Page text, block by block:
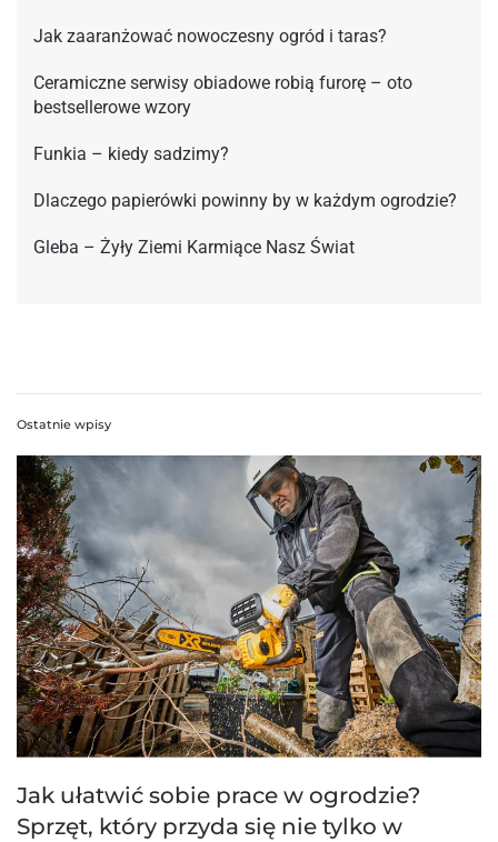
Jak zaaranżować nowoczesny ogród i taras?
Ceramiczne serwisy obiadowe robią furorę – oto
bestsellerowe wzory
Funkia – kiedy sadzimy?
Dlaczego papierówki powinny by w każdym ogrodzie?
Gleba – Żyły Ziemi Karmiące Nasz Świat
Ostatnie wpisy
Jak ułatwić sobie prace w ogrodzie?
Sprzęt, który przyda się nie tylko w